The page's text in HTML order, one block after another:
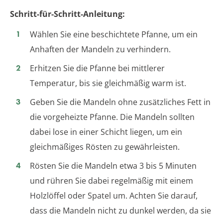
Schritt-für-Schritt-Anleitung:
Wählen Sie eine beschichtete Pfanne, um ein
Anhaften der Mandeln zu verhindern.
Erhitzen Sie die Pfanne bei mittlerer
Temperatur, bis sie gleichmäßig warm ist.
Geben Sie die Mandeln ohne zusätzliches Fett in
die vorgeheizte Pfanne. Die Mandeln sollten
dabei lose in einer Schicht liegen, um ein
gleichmäßiges Rösten zu gewährleisten.
Rösten Sie die Mandeln etwa 3 bis 5 Minuten
und rühren Sie dabei regelmäßig mit einem
Holzlöffel oder Spatel um. Achten Sie darauf,
dass die Mandeln nicht zu dunkel werden, da sie